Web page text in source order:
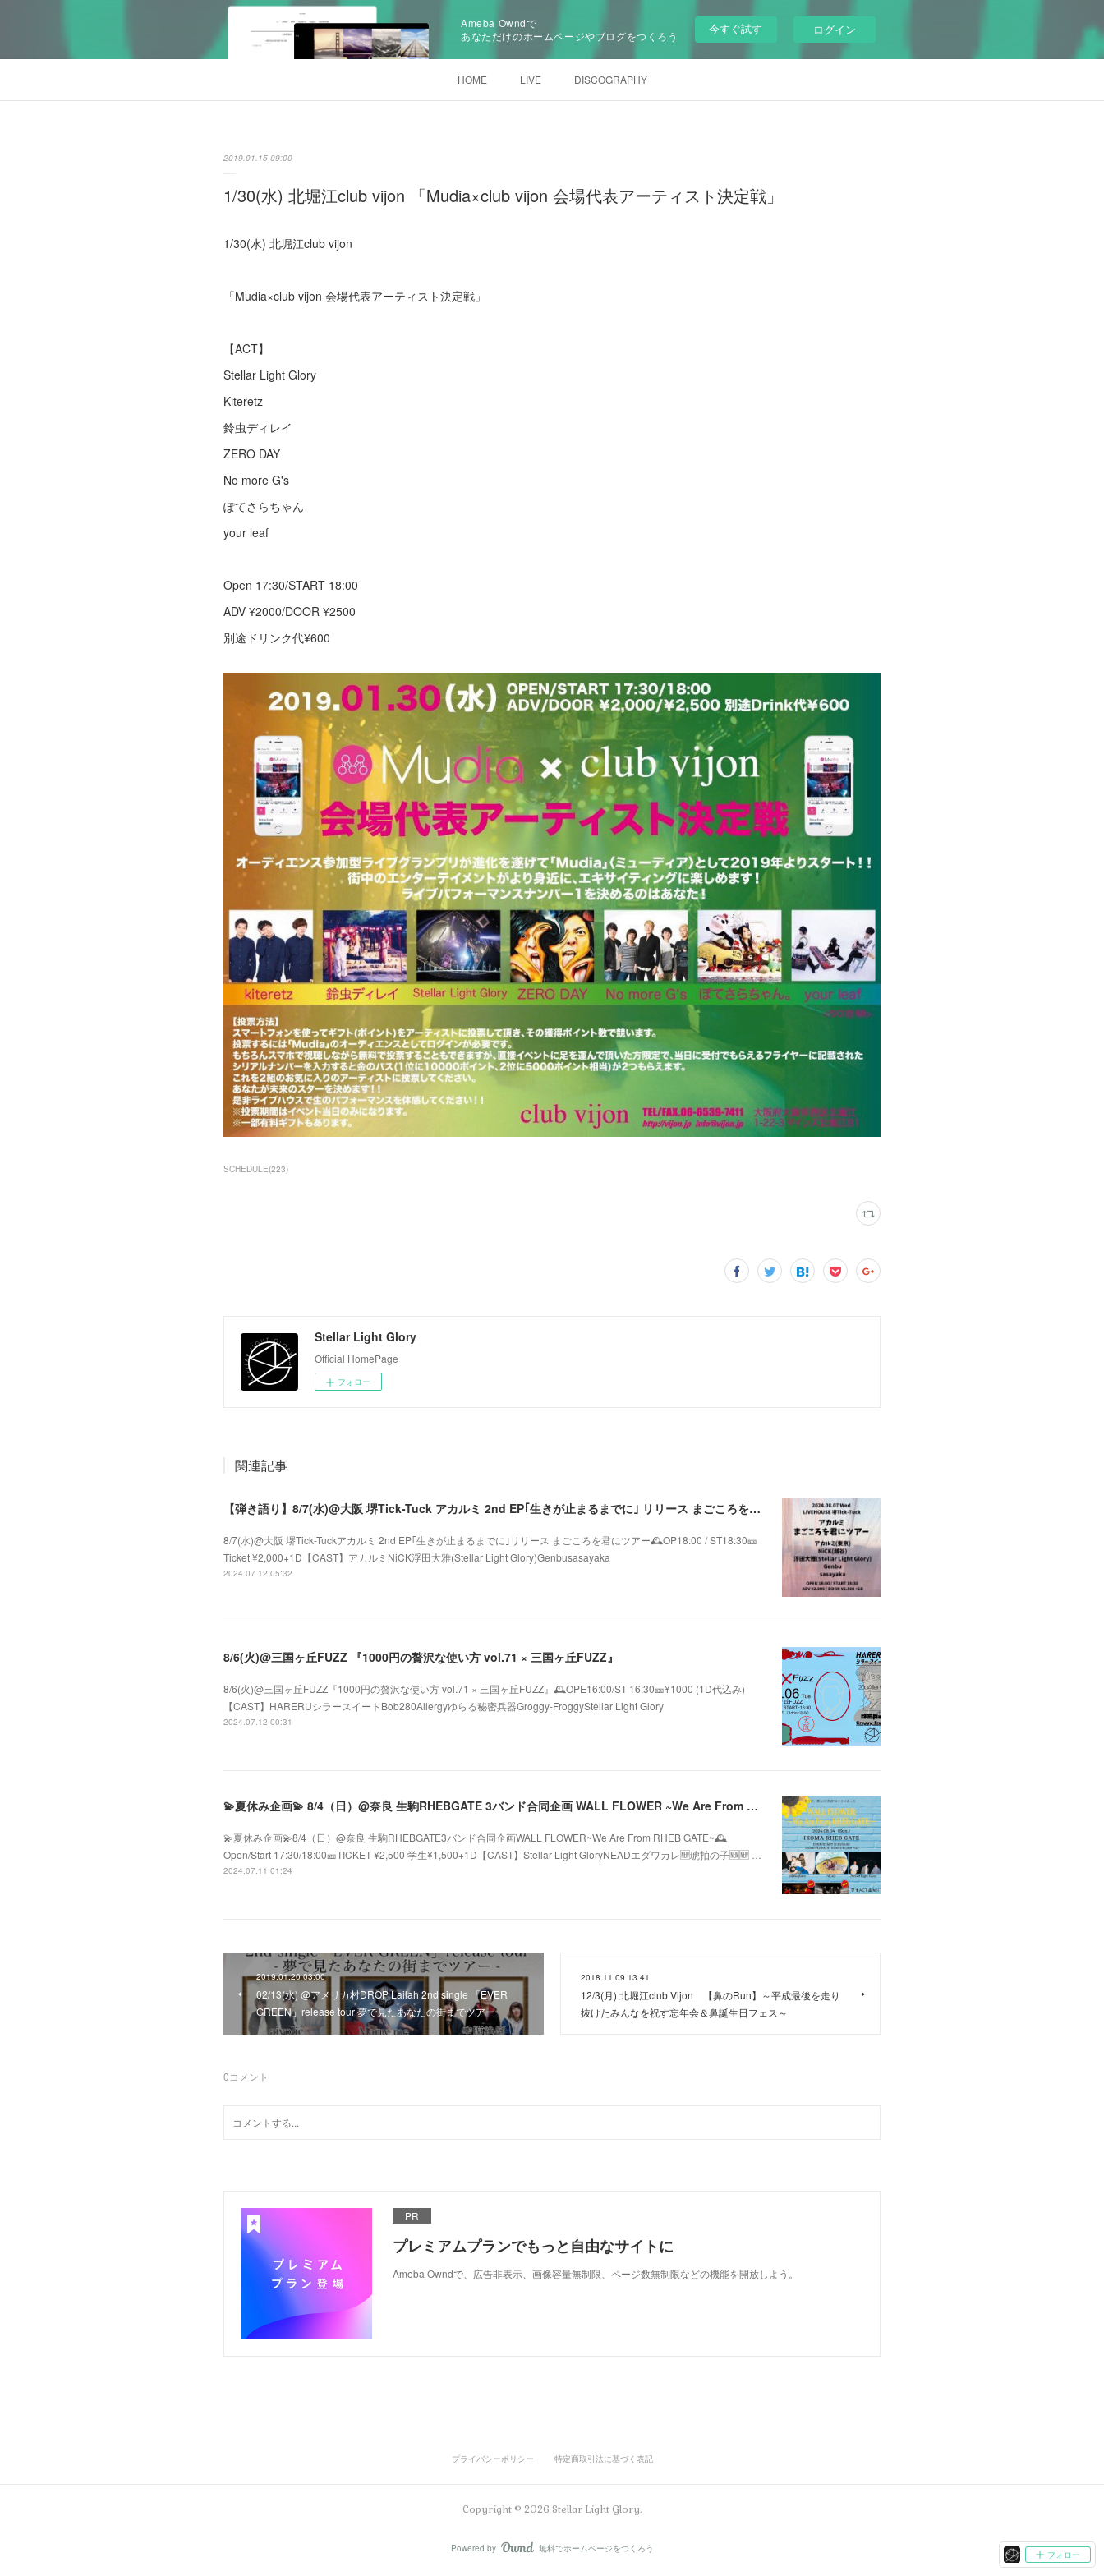
Ameba Owndで
あなただけのホームページやブログをつくろう
今すぐ試す ログイン
HOME LIVE DISCOGRAPHY
2019.01.15 09:00
1/30(水) 北堀江club vijon 「Mudia×club vijon 会場代表アーティスト決定戦」
1/30(水) 北堀江club vijon
「Mudia×club vijon 会場代表アーティスト決定戦」
【ACT】
Stellar Light Glory
Kiteretz
鈴虫ディレイ
ZERO DAY
No more G's
ぽてさらちゃん
your leaf
Open 17:30/START 18:00
ADV ¥2000/DOOR ¥2500
別途ドリンク代¥600
SCHEDULE(223)
Stellar Light Glory
Official HomePage
フォロー
関連記事
【弾き語り】8/7(水)@大阪 堺Tick-Tuck アカルミ 2nd EP｢生きが止まるまでに｣ リリース まごころを君にツアー
8/7(水)@大阪 堺Tick-Tuckアカルミ 2nd EP｢生きが止まるまでに｣リリース まごころを君にツアー🕰️OP18:00 / ST18:30🎫
Ticket ¥2,000+1D【CAST】アカルミNiCK浮田大雅(Stellar Light Glory)Genbusasayaka
2024.07.12 05:32
8/6(火)@三国ヶ丘FUZZ 『1000円の贅沢な使い方 vol.71 × 三国ヶ丘FUZZ』
8/6(火)@三国ヶ丘FUZZ『1000円の贅沢な使い方 vol.71 × 三国ヶ丘FUZZ』🕰️OPE16:00/ST 16:30🎫¥1000 (1D代込み)
【CAST】HARERUシラースイートBob280Allergyゆらる秘密兵器Groggy-FroggyStellar Light Glory
2024.07.12 00:31
💫夏休み企画💫 8/4（日）@奈良 生駒RHEBGATE 3バンド合同企画 WALL FLOWER ~We Are From RHEB GATE~
💫夏休み企画💫8/4（日）@奈良 生駒RHEBGATE3バンド合同企画WALL FLOWER~We Are From RHEB GATE~🕰️
Open/Start 17:30/18:00🎫TICKET ¥2,500 学生¥1,500+1D【CAST】Stellar Light GloryNEADエダワカレ🆕琥拍の子🆕🆕 …
2024.07.11 01:24
2019.01.20 03:00
02/13(水) @アメリカ村DROP Lailah 2nd single 「EVER
GREEN」release tour 夢で見たあなたの街までツアー
2018.11.09 13:41
12/3(月) 北堀江club Vijon 【鼻のRun】～平成最後を走り
抜けたみんなを祝す忘年会＆鼻誕生日フェス～
0コメント
PR
プレミアムプランでもっと自由なサイトに
Ameba Owndで、広告非表示、画像容量無制限、ページ数無制限などの機能を開放しよう。
フォロー
プライバシーポリシー 特定商取引法に基づく表記
Copyright © 2026 Stellar Light Glory.
Powered by AmebaOwnd
無料でホームページをつくろう